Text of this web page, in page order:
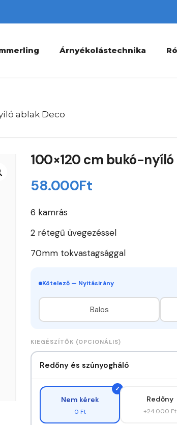
Árnyékolástechnika
ablak Deco
100×120 cm bukó-
58.000Ft
6 kamrás
2 rétegű üvegezéssel
70mm tokvastagsággal
Kötelező — Nyitásirány
Balos
KIEGÉSZÍTŐK (OPCIONÁLIS)
Redőny és szúnyogháló
Nem kérek
0 Ft
Redőny
+24.000 Ft